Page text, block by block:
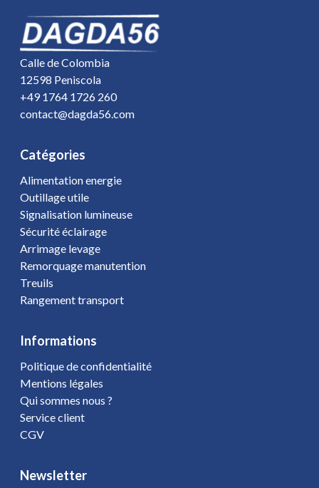
Calle de Colombia
12598 Peniscola
+49 1764 1726 260
contact@dagda56.com
Catégories
Alimentation energie
Outillage utile
Signalisation lumineuse
Sécurité éclairage
Arrimage levage
Remorquage manutention
Treuils
Rangement transport
Informations
Politique de confidentialité
Mentions légales
Qui sommes nous ?
Service client
CGV
Newsletter